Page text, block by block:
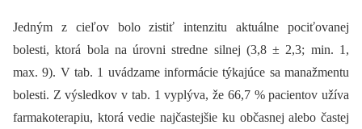
Jedným z cieľov bolo zistiť intenzitu aktuálne pociťovanej
bolesti, ktorá bola na úrovni stredne silnej (3,8 ± 2,3; min. 1,
max. 9). V tab. 1 uvádzame informácie týkajúce sa manažmentu
bolesti. Z výsledkov v tab. 1 vyplýva, že 66,7 % pacientov užíva
farmakoterapiu, ktorá vedie najčastejšie ku občasnej alebo častej